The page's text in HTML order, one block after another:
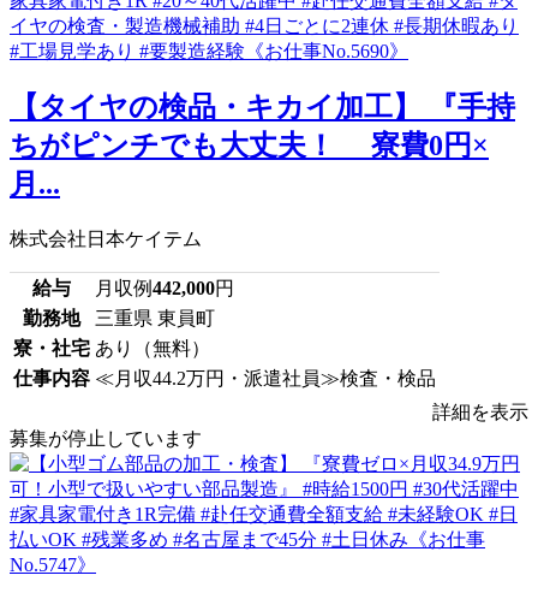
【タイヤの検品・キカイ加工】 『手持
ちがピンチでも大丈夫！ 寮費0円×
月...
株式会社日本ケイテム
給与 月収例442,000円
勤務地
三重県 東員町
寮・社宅 あり（無料）
仕事内容 ≪月収44.2万円・派遣社員≫検査・検品
詳細を表示
募集が停止しています